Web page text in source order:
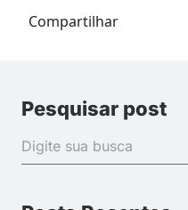
Compartilhar
Pesquisar post